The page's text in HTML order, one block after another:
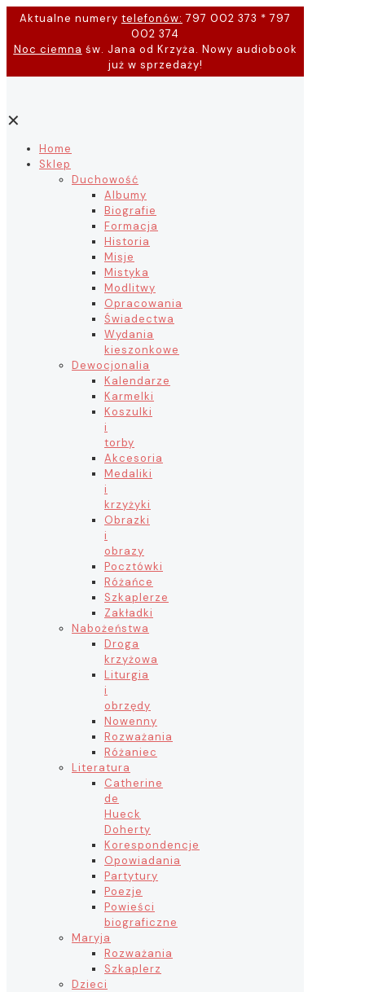
Aktualne numery telefonów: 797 002 373 * 797
002 374
Noc ciemna św. Jana od Krzyża. Nowy audiobook
już w sprzedaży!
✕
Home
Sklep
Duchowość
Albumy
Biografie
Formacja
Historia
Misje
Mistyka
Modlitwy
Opracowania
Świadectwa
Wydania
kieszonkowe
Dewocjonalia
Kalendarze
Karmelki
Koszulki
i
torby
Akcesoria
Medaliki
i
krzyżyki
Obrazki
i
obrazy
Pocztówki
Różańce
Szkaplerze
Zakładki
Nabożeństwa
Droga
krzyżowa
Liturgia
i
obrzędy
Nowenny
Rozważania
Różaniec
Literatura
Catherine
de
Hueck
Doherty
Korespondencje
Opowiadania
Partytury
Poezje
Powieści
biograficzne
Maryja
Rozważania
Szkaplerz
Dzieci